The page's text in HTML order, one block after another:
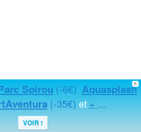
X
Spirou(-6€) Aquasplash
(-35€)et+...
VOIR !